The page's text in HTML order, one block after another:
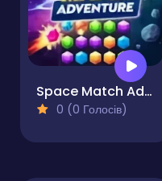
Space Match Adventure
0 (0 Голосів)